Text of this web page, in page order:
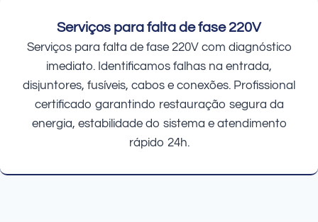
Serviços para falta de fase 220V
Serviços para falta de fase 220V com diagnóstico
imediato. Identificamos falhas na entrada,
disjuntores, fusíveis, cabos e conexões. Profissional
certificado garantindo restauração segura da
energia, estabilidade do sistema e atendimento
rápido 24h.